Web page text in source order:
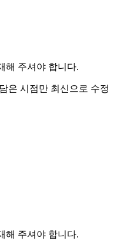
해 주셔야 합니다.
은 시점만 최신으로 수정
해 주셔야 합니다.